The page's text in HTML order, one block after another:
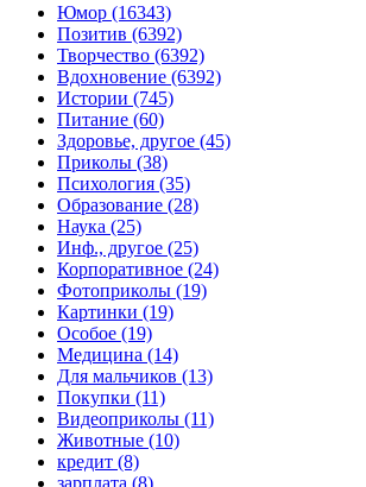
Юмор (16343)
Позитив (6392)
Творчество (6392)
Вдохновение (6392)
Истории (745)
Питание (60)
Здоровье, другое (45)
Приколы (38)
Психология (35)
Образование (28)
Наука (25)
Инф., другое (25)
Корпоративное (24)
Фотоприколы (19)
Картинки (19)
Особое (19)
Медицина (14)
Для мальчиков (13)
Покупки (11)
Видеоприколы (11)
Животные (10)
кредит (8)
зарплата (8)